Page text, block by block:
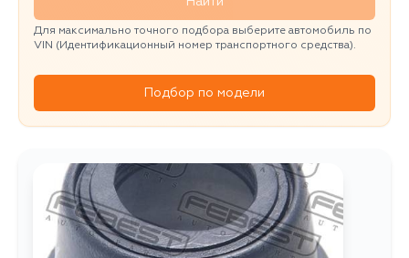
Для максимально точного подбора выберите автомобиль по
VIN (Идентификационный номер транспортного средства).
Подбор по модели